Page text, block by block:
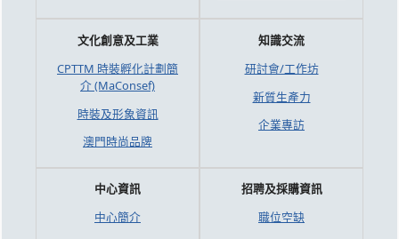
文化創意及工業
CPTTM 時裝孵化計劃簡
介 (MaConsef)
時裝及形象資訊
澳門時尚品牌
知識交流
研討會/工作坊
新質生產力
企業專訪
中心資訊
中心簡介
招聘及採購資訊
職位空缺